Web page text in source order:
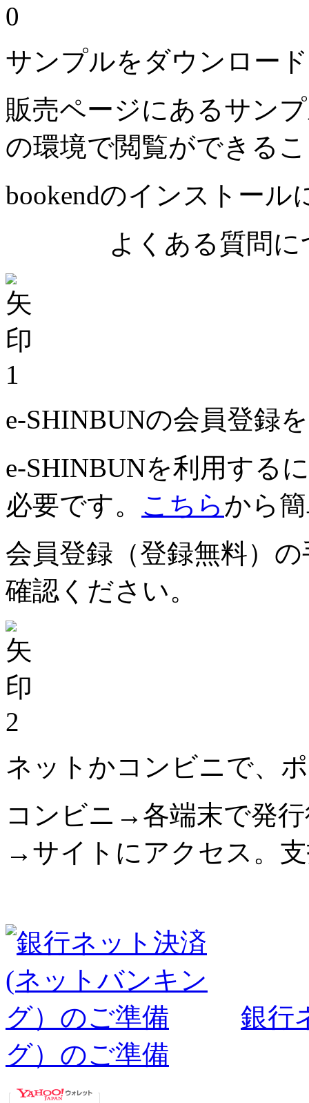
0
サンプルをダウンロー
販売ページにあるサン
の環境で閲覧ができる
bookendのインストール
よくある質問に
1
e-SHINBUNの会員登録
e-SHINBUNを利用する
必要です。 こちらから
会員登録（登録無料）
確認ください。
2
ネットかコンビニで、
コンビニ→各端末で発
→サイトにアクセス。
銀行
グ）のご準備